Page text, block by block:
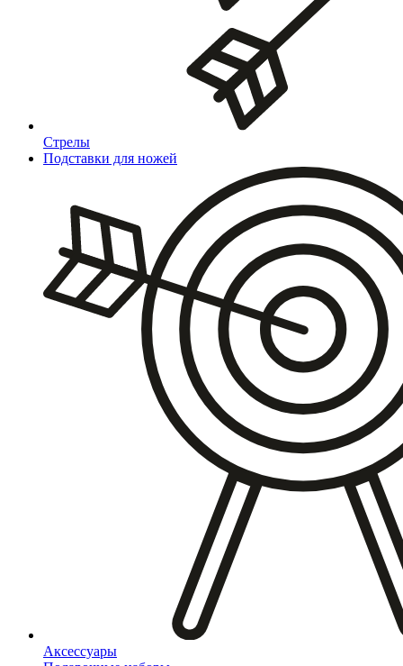
Стрелы
Подставки для ножей
Аксессуары